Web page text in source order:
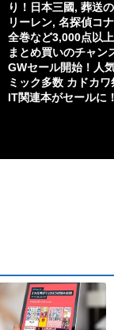
り！日本三國, 葬送
リーレン, 名探偵コ
全巻など3,000点以
まとめ買いのチャン
GWセール開始！人
ミック多数 カドカワ
IT関連本がセールに